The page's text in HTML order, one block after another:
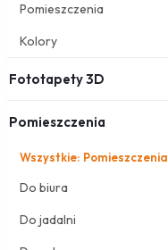
Pomieszczenia
Kolory
Fototapety 3D
Pomieszczenia
Wszystkie: Pomieszczenia
Do biura
Do jadalni